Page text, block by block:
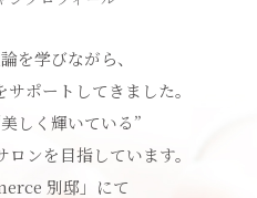
を学びながら、
ポートしてきました。
しく輝いている”
ンを目指しています。
別邸」にて